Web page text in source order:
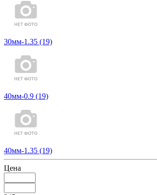
30мм-1.35 (19)
40мм-0.9 (19)
40мм-1.35 (19)
Цена